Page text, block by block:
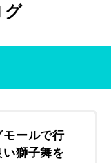
グ
モールで行
獅子舞を